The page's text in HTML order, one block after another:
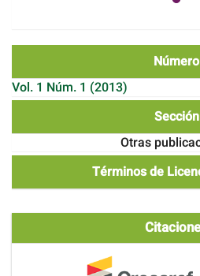
Número
Vol. 1 Núm. 1 (2013)
Sección
Otras
Términos de